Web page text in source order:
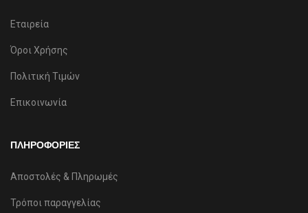
Εταιρεία
Όροι Χρήσης
Πολιτική Τιμών
Επικοινωνία
ΠΛΗΡΟΦΟΡΙΕΣ
Αποστολές & Πληρωμές
Τρόποι παραγγελίας